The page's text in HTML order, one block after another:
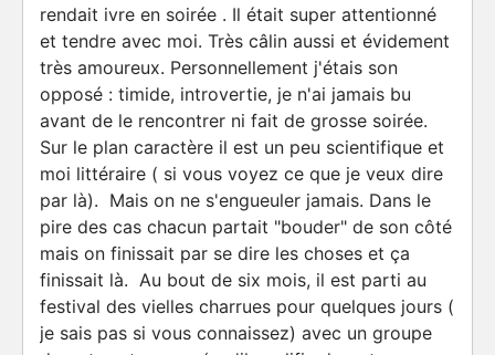
rendait ivre en soirée . Il était super attentionné
et tendre avec moi. Très câlin aussi et évidement
très amoureux. Personnellement j'étais son
opposé : timide, introvertie, je n'ai jamais bu
avant de le rencontrer ni fait de grosse soirée.
Sur le plan caractère il est un peu scientifique et
moi littéraire ( si vous voyez ce que je veux dire
par là). Mais on ne s'engueuler jamais. Dans le
pire des cas chacun partait "bouder" de son côté
mais on finissait par se dire les choses et ça
finissait là. Au bout de six mois, il est parti au
festival des vielles charrues pour quelques jours (
je sais pas si vous connaissez) avec un groupe